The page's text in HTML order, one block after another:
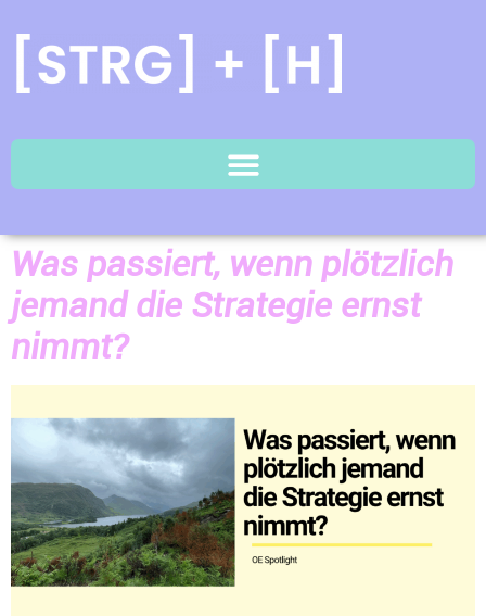
Was passiert, wenn plötzlich
jemand die Strategie ernst
nimmt?